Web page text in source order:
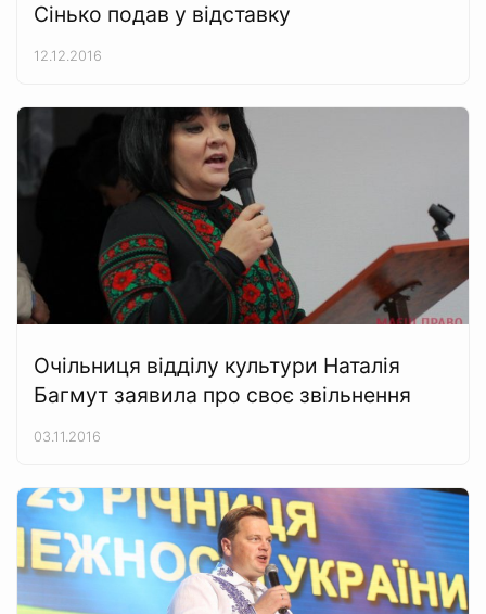
Сінько подав у відставку
12.12.2016
Очільниця відділу культури Наталія
Багмут заявила про своє звільнення
03.11.2016